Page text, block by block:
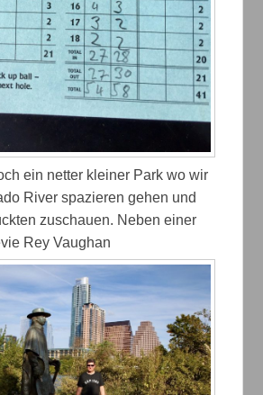
ein netter kleiner Park wo wir
River spazieren gehen und
zuschauen. Neben einer
Rey Vaughan